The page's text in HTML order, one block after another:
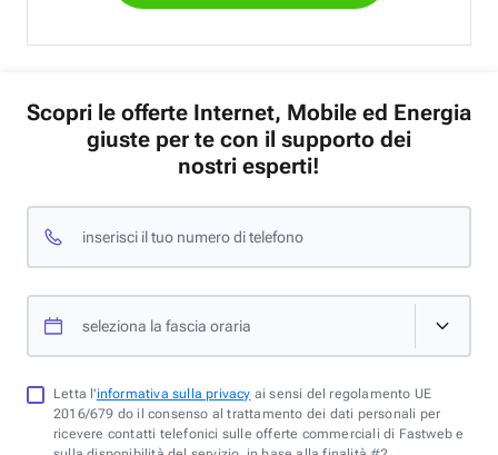
Scopri le offerte Internet, Mobile ed Energia
giuste per te con il supporto dei
nostri esperti!
inserisci il tuo numero di telefono
seleziona la fascia oraria
Letta l'informativa sulla privacy ai sensi del regolamento UE
2016/679 do il consenso al trattamento dei dati personali per
ricevere contatti telefonici sulle offerte commerciali di Fastweb e